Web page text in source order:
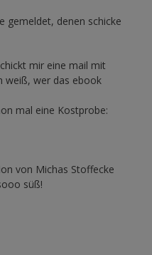
gemeldet, denen schicke
mir eine mail mit
weiß, wer das ebook
mal eine Kostprobe:
von Michas Stoffecke
süß!